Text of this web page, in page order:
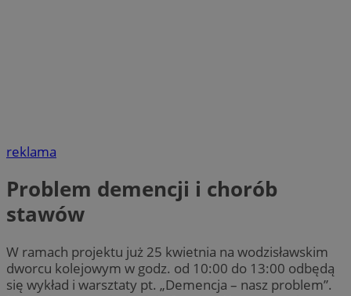
reklama
Problem demencji i chorób
stawów
W ramach projektu już 25 kwietnia na wodzisławskim
dworcu kolejowym w godz. od 10:00 do 13:00 odbędą
się wykład i warsztaty pt. „Demencja – nasz problem”.